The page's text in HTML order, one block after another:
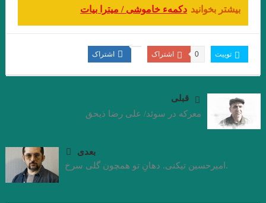
چشم بندها . زیگفرید لنتس .برگردان : پويا ميرچي . انتشارات نگارنده
داستان کوتاه پرواز، نوشته دوریس لسینگ
امیر ارسلان به عنوان “رمانس”. فصل چهاردم . جواد اسحاقیان
از این باغ شرقی. پروین سلاجقه
مرگ یک راهزن. لوییجی بارتزینی. نقش روی دیوار .ویرجینیا وولف
بیشتر بخوانید دکمهء خاموشی / میترا بیات
توییت اشتراک 0 اشتراک
قبلی
معرکه در سوئد/ علی رضا ذیحق
بعدی
.امیرحسین تیکنی. دهانِ تو همچون گلی سرخ